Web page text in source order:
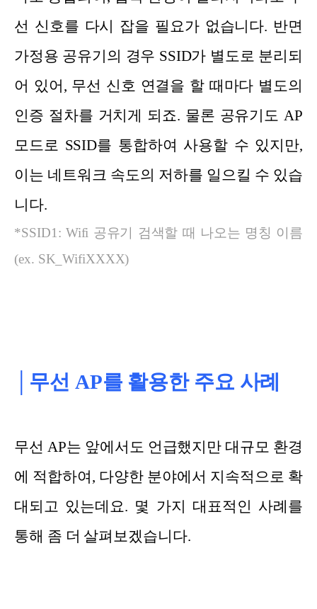
선 신호를 다시 잡을 필요가 없습니다. 반면
가정용 공유기의 경우 SSID가 별도로 분리되
어 있어, 무선 신호 연결을 할 때마다 별도의
인증 절차를 거치게 되죠. 물론 공유기도 AP
모드로 SSID를 통합하여 사용할 수 있지만,
이는 네트워크 속도의 저하를 일으킬 수 있습
니다.
*SSID1: Wifi 공유기 검색할 때 나오는 명칭 이름
(ex. SK_WifiXXXX)
│무선 AP를 활용한 주요 사례
무선 AP는 앞에서도 언급했지만 대규모 환경
에 적합하여, 다양한 분야에서 지속적으로 확
대되고 있는데요. 몇 가지 대표적인 사례를
통해 좀 더 살펴보겠습니다.